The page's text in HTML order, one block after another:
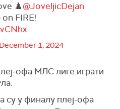
♟️@JoveljicDejan
on FIRE!
December 1, 2024
офа МЛС лиге играти
су у финалу плеј-офа